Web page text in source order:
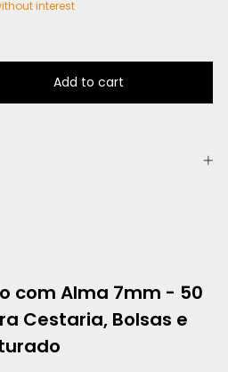
interest
com Alma 7mm - 50
Cestaria, Bolsas e